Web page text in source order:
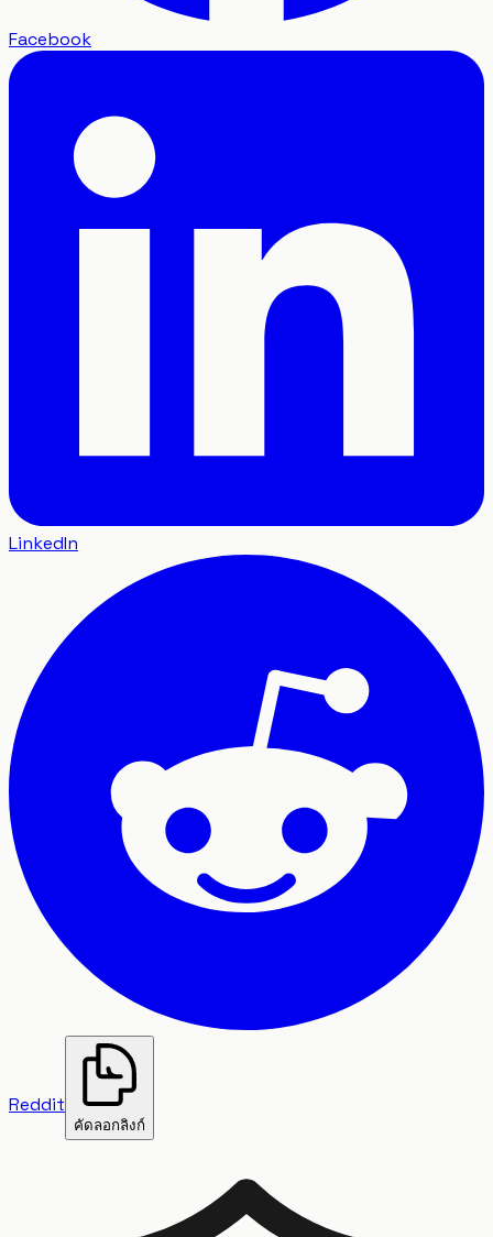
Facebook
LinkedIn
Reddit
คัดลอกลิงก์